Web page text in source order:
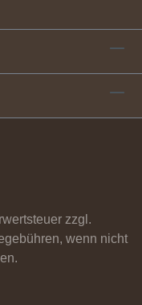
zzgl.
wenn nicht